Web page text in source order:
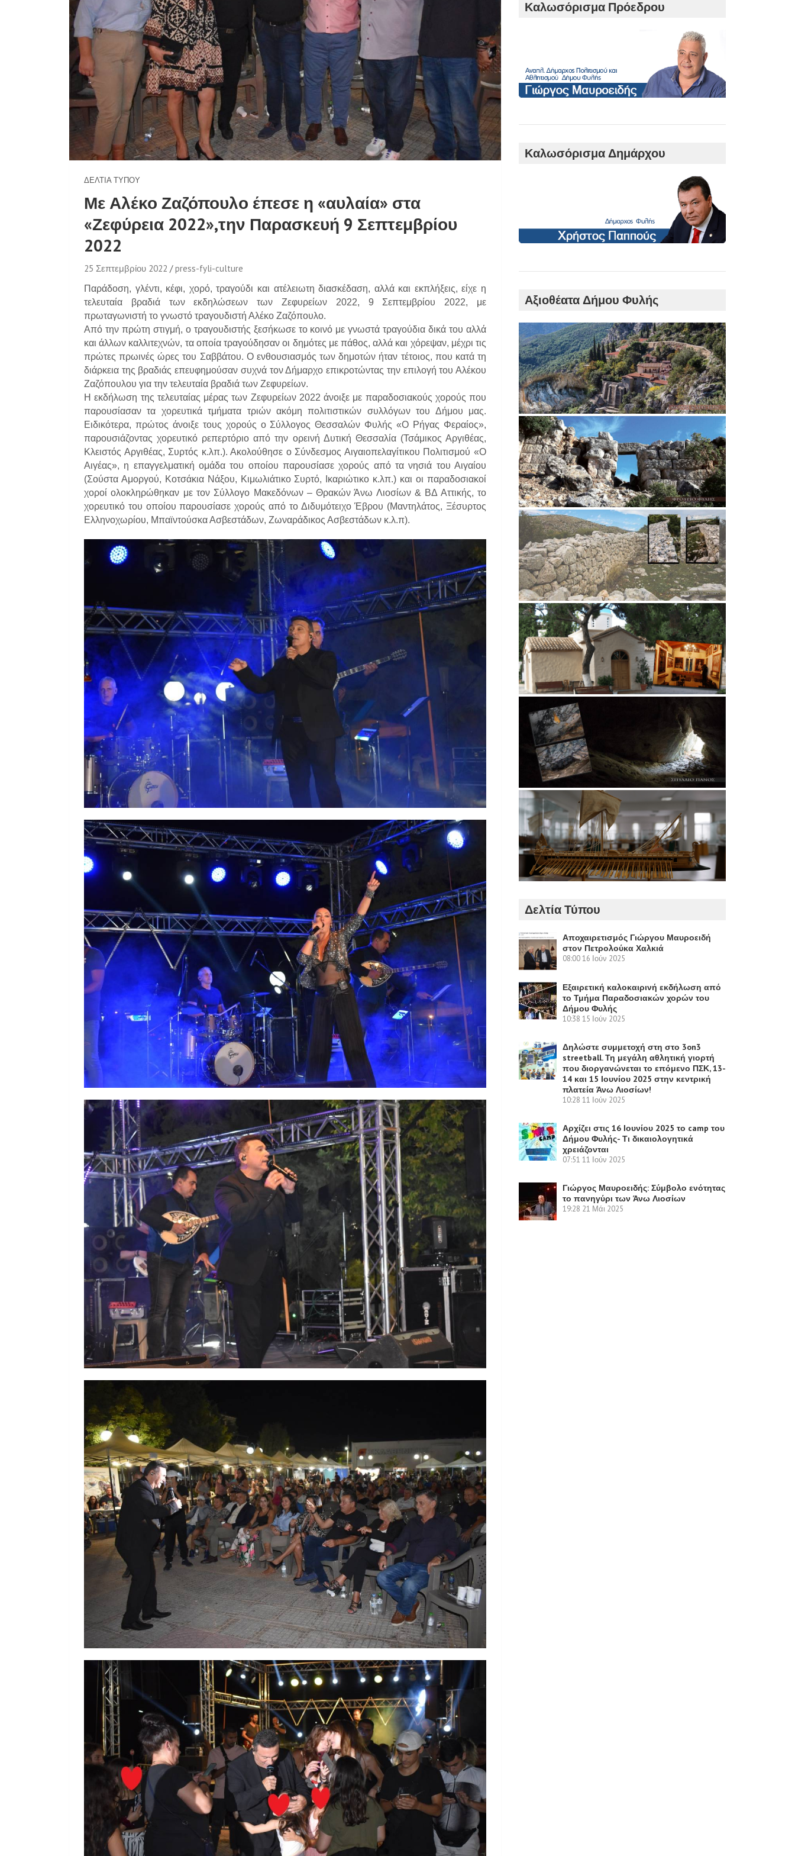
ΔΕΛΤΊΑ ΤΎΠΟΥ
Με Αλέκο Ζαζόπουλο έπεσε η «αυλαία» στα
«Ζεφύρεια 2022»,την Παρασκευή 9 Σεπτεμβρίου
2022
25 Σεπτεμβρίου 2022 press-fyli-culture
Παράδοση, γλέντι, κέφι, χορό, τραγούδι και ατέλειωτη διασκέδαση, αλλά και εκπλήξεις, είχε η
τελευταία βραδιά των εκδηλώσεων των Ζεφυρείων 2022, 9 Σεπτεμβρίου 2022, με
πρωταγωνιστή το γνωστό τραγουδιστή Αλέκο Ζαζόπουλο.
Από την πρώτη στιγμή, ο τραγουδιστής ξεσήκωσε το κοινό με γνωστά τραγούδια δικά του αλλά
και άλλων καλλιτεχνών, τα οποία τραγούδησαν οι δημότες με πάθος, αλλά και χόρεψαν, μέχρι τις
πρώτες πρωινές ώρες του Σαββάτου. Ο ενθουσιασμός των δημοτών ήταν τέτοιος, που κατά τη
διάρκεια της βραδιάς επευφημούσαν συχνά τον Δήμαρχο επικροτώντας την επιλογή του Αλέκου
Ζαζόπουλου για την τελευταία βραδιά των Ζεφυρείων.
Η εκδήλωση της τελευταίας μέρας των Ζεφυρείων 2022 άνοιξε με παραδοσιακούς χορούς που
παρουσίασαν τα χορευτικά τμήματα τριών ακόμη πολιτιστικών συλλόγων του Δήμου μας.
Ειδικότερα, πρώτος άνοιξε τους χορούς ο Σύλλογος Θεσσαλών Φυλής «Ο Ρήγας Φεραίος»,
παρουσιάζοντας χορευτικό ρεπερτόριο από την ορεινή Δυτική Θεσσαλία (Τσάμικος Αργιθέας,
Κλειστός Αργιθέας, Συρτός κ.λπ.). Ακολούθησε ο Σύνδεσμος Αιγαιοπελαγίτικου Πολιτισμού «Ο
Αιγέας», η επαγγελματική ομάδα του οποίου παρουσίασε χορούς από τα νησιά του Αιγαίου
(Σούστα Αμοργού, Κοτσάκια Νάξου, Κιμωλιάτικο Συρτό, Ικαριώτικο κ.λπ.) και οι παραδοσιακοί
χοροί ολοκληρώθηκαν με τον Σύλλογο Μακεδόνων – Θρακών Άνω Λιοσίων & ΒΔ Αττικής, το
χορευτικό του οποίου παρουσίασε χορούς από το Διδυμότειχο Έβρου (Μαντηλάτος, Ξέσυρτος
Ελληνοχωρίου, Μπαϊντούσκα Ασβεστάδων, Ζωναράδικος Ασβεστάδων κ.λ.π).
Καλωσόρισμα Πρόεδρου
Καλωσόρισμα Δημάρχου
Αξιοθέατα Δήμου Φυλής
Δελτία Τύπου
Αποχαιρετισμός Γιώργου Μαυροειδή
στον Πετρολούκα Χαλκιά
08:0016 Ιούν 2025
Εξαιρετική καλοκαιρινή εκδήλωση από
το Τμήμα Παραδοσιακών χορών του
Δήμου Φυλής
10:38 15 Ιούν 2025
Δηλώστε συμμετοχή στη στο 3on3
streetball. Τη μεγάλη αθλητική γιορτή
που διοργανώνεται το επόμενο ΠΣΚ, 13-
14 και 15 Ιουνίου 2025 στην κεντρική
πλατεία Άνω Λιοσίων!
10:28 11 Ιούν 2025
Αρχίζει στις 16 Ιουνίου 2025 το camp του
Δήμου Φυλής- Τι δικαιολογητικά
χρειάζονται
07:51 11 Ιούν 2025
Γιώργος Μαυροειδής: Σύμβολο ενότητας
το πανηγύρι των Άνω Λιοσίων
19:28 21 Μάι 2025